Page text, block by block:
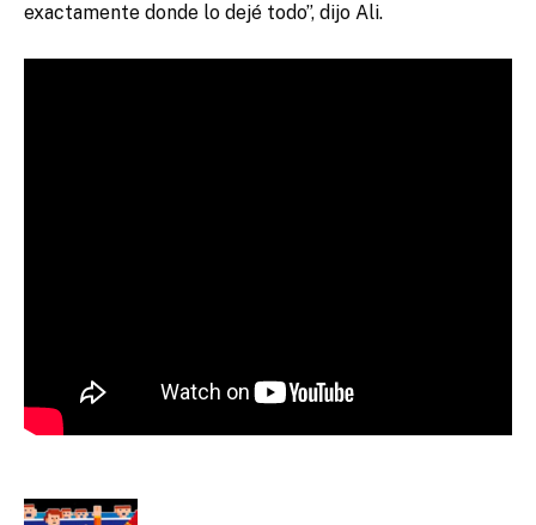
exactamente donde lo dejé todo”, dijo Ali.